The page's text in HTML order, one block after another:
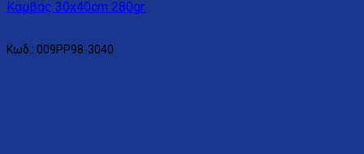
Καμβάς 30x40cm 280gr.
Κωδ.: 009PP98-3040